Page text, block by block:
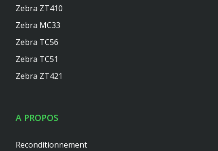
Zebra ZT410
Zebra MC33
Zebra TC56
Zebra TC51
Zebra ZT421
A PROPOS
Reconditionnement